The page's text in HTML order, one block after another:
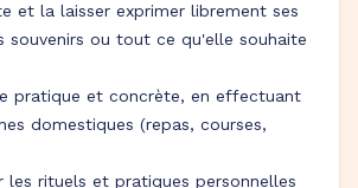
et la laisser exprimer librement ses
souvenirs ou tout ce qu'elle souhaite
pratique et concrète, en effectuant
domestiques (repas, courses,
les rituels et pratiques personnelles